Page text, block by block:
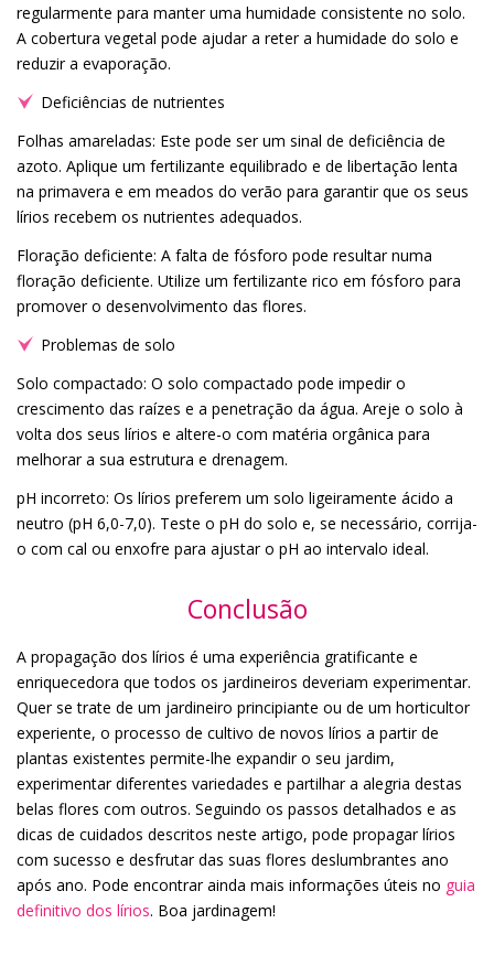
regularmente para manter uma humidade consistente no solo.
A cobertura vegetal pode ajudar a reter a humidade do solo e
reduzir a evaporação.
Deficiências de nutrientes
Folhas amareladas: Este pode ser um sinal de deficiência de
azoto. Aplique um fertilizante equilibrado e de libertação lenta
na primavera e em meados do verão para garantir que os seus
lírios recebem os nutrientes adequados.
Floração deficiente: A falta de fósforo pode resultar numa
floração deficiente. Utilize um fertilizante rico em fósforo para
promover o desenvolvimento das flores.
Problemas de solo
Solo compactado: O solo compactado pode impedir o
crescimento das raízes e a penetração da água. Areje o solo à
volta dos seus lírios e altere-o com matéria orgânica para
melhorar a sua estrutura e drenagem.
pH incorreto: Os lírios preferem um solo ligeiramente ácido a
neutro (pH 6,0-7,0). Teste o pH do solo e, se necessário, corrija-
o com cal ou enxofre para ajustar o pH ao intervalo ideal.
Conclusão
A propagação dos lírios é uma experiência gratificante e
enriquecedora que todos os jardineiros deveriam experimentar.
Quer se trate de um jardineiro principiante ou de um horticultor
experiente, o processo de cultivo de novos lírios a partir de
plantas existentes permite-lhe expandir o seu jardim,
experimentar diferentes variedades e partilhar a alegria destas
belas flores com outros. Seguindo os passos detalhados e as
dicas de cuidados descritos neste artigo, pode propagar lírios
com sucesso e desfrutar das suas flores deslumbrantes ano
após ano. Pode encontrar ainda mais informações úteis no guia
definitivo dos lírios. Boa jardinagem!